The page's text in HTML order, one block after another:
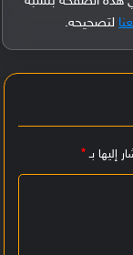
لتصحيحه.
إليها بـ*